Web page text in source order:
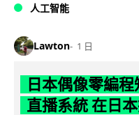
人工智能
Lawton 1 日
日本偶像零編
直播系統 在日